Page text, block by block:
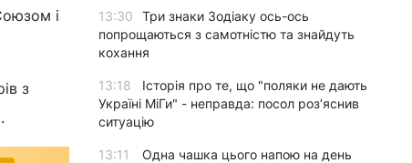
і
з
13:30
Три знаки Зодіаку ось-ось
попрощаються з самотністю та знайдуть
кохання
13:18
Історія про те, що "поляки не дають
Україні МіГи" - неправда: посол роз’яснив
ситуацію
13:11
Одна чашка цього напою на день